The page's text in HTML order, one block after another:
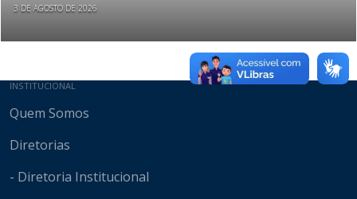
3 DE AGOSTO DE 2026
Mapa do site
INSTITUCIONAL
Quem Somos
Diretorias
- Diretoria Institucional